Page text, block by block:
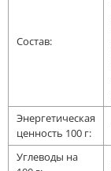
Состав:
Энергетическая
ценность 100 г:
Углеводы на